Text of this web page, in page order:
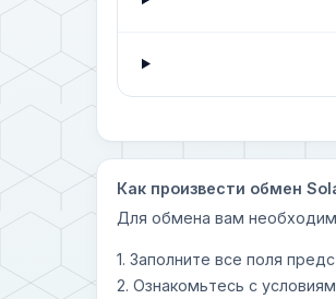
Как произвести обмен
Для обмена вам
1. Заполните все поля
2. Ознакомьтесь с